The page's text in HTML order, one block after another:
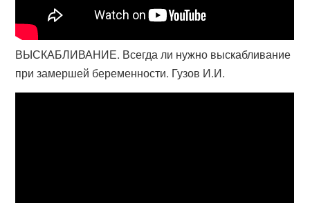
ВЫСКАБЛИВАНИЕ. Всегда ли нужно выскабливание
при замершей беременности. Гузов И.И.